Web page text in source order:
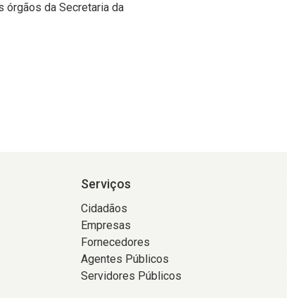
da Secretaria da
Serviços
Cidadãos
Empresas
Fornecedores
Agentes Públicos
Servidores Públicos